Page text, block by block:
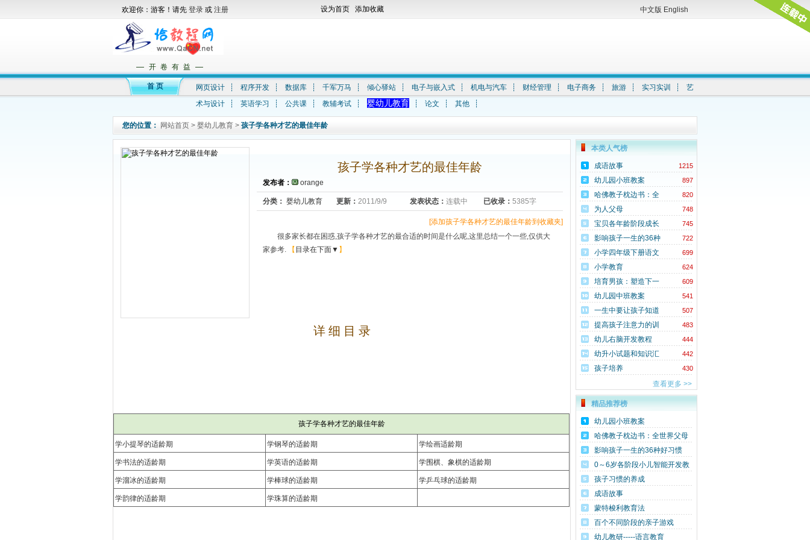
— 开 卷 有 益 —
欢迎你：游客！请先 登录 或 注册 设为首页 添加收藏 中文版 English
首 页 网页设计 ┊ 程序开发 ┊ 数据库 ┊ 千军万马 ┊ 倾心驿站 ┊ 电子与嵌入式 ┊ 机电与汽车 ┊ 财经管理 ┊ 电子商务 ┊ 旅游 ┊ 实习实训 ┊
艺
术与设计
┊ 英语学习 ┊ 公共课 ┊ 教辅考试 ┊ 婴幼儿教育 ┊ 论文 ┊ 其他 ┊
您的位置： 网站首页 > 婴幼儿教育 > 孩子学各种才艺的最佳年龄
本类人气榜
1215
成语故事
897
幼儿园小班教案
820
哈佛教子枕边书：全
世界父母必备的教子
指南
748
为人父母
745
宝贝各年龄阶段成长
信息
722
影响孩子一生的36种
好习惯
699
小学四年级下册语文
学习资料包(S版)
624
小学教育
609
培育男孩：塑造下一
代男人
541
幼儿园中班教案
507
一生中要让孩子知道
的20个好故事
483
提高孩子注意力的训
练方法
444
幼儿右脑开发教程
442
幼升小试题和知识汇
总
430
孩子培养
查看更多 >>
精品推荐榜
幼儿园小班教案
哈佛教子枕边书：全世界父母
必备的教子指南
影响孩子一生的36种好习惯
0～6岁各阶段小儿智能开发教
程
孩子习惯的养成
成语故事
蒙特梭利教育法
百个不同阶段的亲子游戏
幼儿教研-----语言教育
孩子学各种才艺的最佳年龄
发布者： orange
分类： 婴幼儿教育 更新： 2011/9/9 发表状态： 连载中 已收录： 5385字
[添加孩子学各种才艺的最佳年龄到收藏夹]
很多家长都在困惑,孩子学各种才艺的最合适的时间是什么呢,这里总结一个一些,仅供大
家参考.
【 目录在下面▼ 】
详 细 目 录
孩子学各种才艺的最佳年龄
学小提琴的适龄期 学钢琴的适龄期 学绘画适龄期
学书法的适龄期 学英语的适龄期 学围棋、象棋的适龄期
学溜冰的适龄期 学棒球的适龄期 学乒乓球的适龄期
学韵律的适龄期 学珠算的适龄期